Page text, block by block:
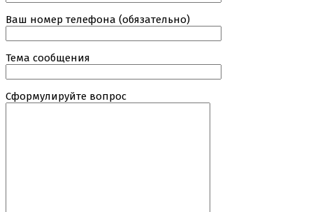
Ваш номер телефона (обязательно)
Тема сообщения
Сформулируйте вопрос